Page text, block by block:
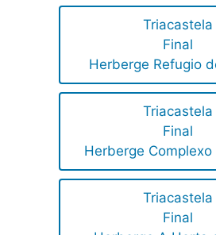
Triacastela
Final
Herberge Refugio
Triacastela
Final
Herberge Complexo
Triacastela
Final